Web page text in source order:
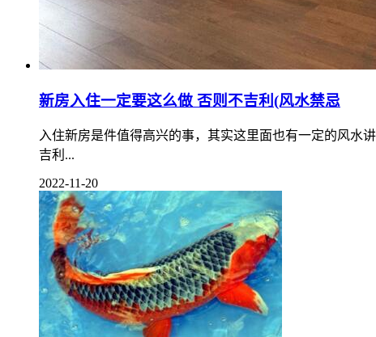
新房入住一定要这么做 否则不吉利(风水禁忌
入住新房是件值得高兴的事，其实这里面也有一定的风水
吉利...
2022-11-20